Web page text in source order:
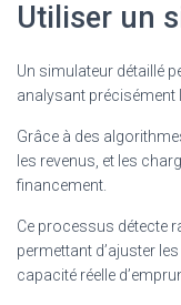
Utiliser un
Un simulateur détaillé
analysant précisément
Grâce à des
les revenus, et les
financement.
Ce processus détecte
permettant d’ajuster
capacité réelle